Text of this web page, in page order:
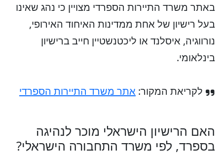
באתר משרד התיירות הספרדי מצויין כי נהג שאינו
בעל רישיון של אחת ממדינות האיחוד האירופי,
נורווגיה, איסלנד או ליכטנשטיין חייב ברישיון
בינלאומי.
לקריאת המקור: אתר משרד התיירות הספרדי
האם הרישיון הישראלי מוכר לנהיגה
בספרד, לפי משרד התחבורה הישראלי?